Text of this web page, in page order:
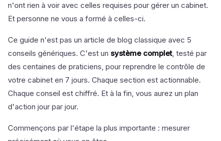
n'ont rien à voir avec celles requises pour gérer un cabinet.
Et personne ne vous a formé à celles-ci.
Ce guide n'est pas un article de blog classique avec 5
conseils génériques. C'est un système complet, testé par
des centaines de praticiens, pour reprendre le contrôle de
votre cabinet en 7 jours. Chaque section est actionnable.
Chaque conseil est chiffré. Et à la fin, vous aurez un plan
d'action jour par jour.
Commençons par l'étape la plus importante : mesurer